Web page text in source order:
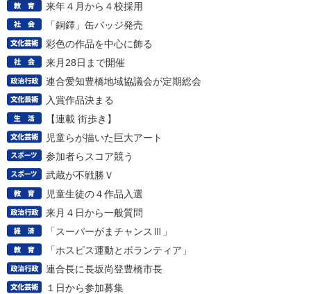
来年４月から４校採用
「銅鐸」缶バッジ発売
彩色の作品を中心に飾る
来月28日まで開催
連合愛知豊橋地域協議会が定期総会
入賞作品決まる
【連載 街歩き】
児童らが描いた巨大アート
参加者らスコア競う
武蔵が不戦勝Ｖ
児童生徒の４作品入選
来月４日から一般質問
「スーパーがまチャンスⅢ」
「ホスピス運動とボランティア」
連合長に長坂尚登豊橋市長
１日から参加募集